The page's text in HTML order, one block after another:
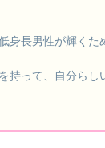
身長男性が輝くた
持って、自分らし